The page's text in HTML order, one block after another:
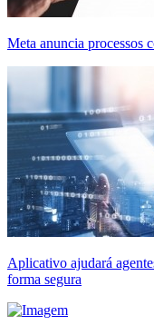
Meta anuncia processos
Aplicativo ajudará
forma segura